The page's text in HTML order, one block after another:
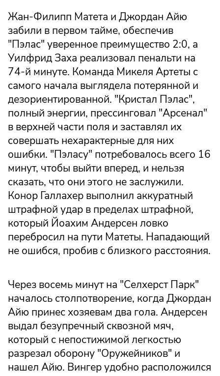
Жан-Филипп Матета и Джордан Айю
забили в первом тайме, обеспечив
"Пэлас" уверенное преимущество 2:0, а
Уилфрид Заха реализовал пенальти на
74-й минуте. Команда Микеля Артеты с
самого начала выглядела потерянной и
дезориентированной. "Кристал Пэлас",
полный энергии, прессинговал "Арсенал"
в верхней части поля и заставлял их
совершать нехарактерные для них
ошибки. "Пэласу" потребовалось всего 16
минут, чтобы выйти вперед, и нельзя
сказать, что они этого не заслужили.
Конор Галлахер выполнил аккуратный
штрафной удар в пределах штрафной,
который Йоахим Андерсен ловко
перебросил на пути Матеты. Нападающий
не ошибся, пробив с близкого расстояния.
Через восемь минут на "Селхерст Парк"
началось столпотворение, когда Джордан
Айю принес хозяевам два гола. Андерсен
выдал безупречный сквозной мяч,
который с непостижимой легкостью
разрезал оборону "Оружейников" и
нашел Айю. Вингер удобно расположился